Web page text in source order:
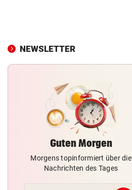
NEWSLETTER
Guten Morgen
Morgens topinformiert über die
Nachrichten des Tages